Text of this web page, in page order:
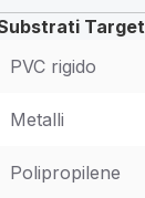
Target
PVC rigido
Metalli
Polipropilene